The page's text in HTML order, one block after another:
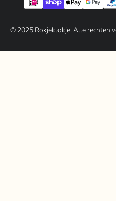
© 2025Rokjeklokje. Alle rechten